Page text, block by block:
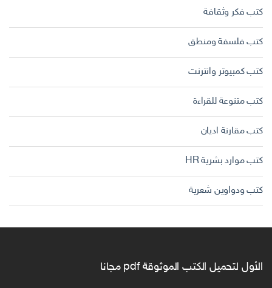
كتب فكر وثقافة
كتب فلسفة ومنطق
كتب كمبيوتر وانترنت
كتب متنوعة للقراءة
كتب مقارنة اديان
كتب موارد بشرية HR
كتب ودواوين شعرية
الأول لتحميل الكتب الموثوقة pdf مجانا